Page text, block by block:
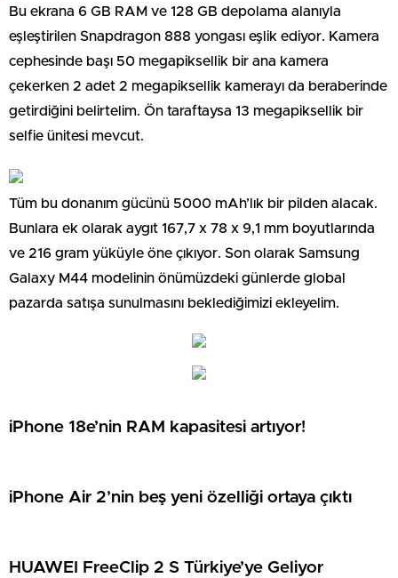
Bu ekrana 6 GB RAM ve 128 GB depolama alanıyla
eşleştirilen Snapdragon 888 yongası eşlik ediyor. Kamera
cephesinde başı 50 megapiksellik bir ana kamera
çekerken 2 adet 2 megapiksellik kamerayı da beraberinde
getirdiğini belirtelim. Ön taraftaysa 13 megapiksellik bir
selfie ünitesi mevcut.
Tüm bu donanım gücünü 5000 mAh’lık bir pilden alacak.
Bunlara ek olarak aygıt 167,7 x 78 x 9,1 mm boyutlarında
ve 216 gram yüküyle öne çıkıyor. Son olarak Samsung
Galaxy M44 modelinin önümüzdeki günlerde global
pazarda satışa sunulmasını beklediğimizi ekleyelim.
iPhone 18e’nin RAM kapasitesi artıyor!
iPhone Air 2’nin beş yeni özelliği ortaya çıktı
HUAWEI FreeClip 2 S Türkiye’ye Geliyor